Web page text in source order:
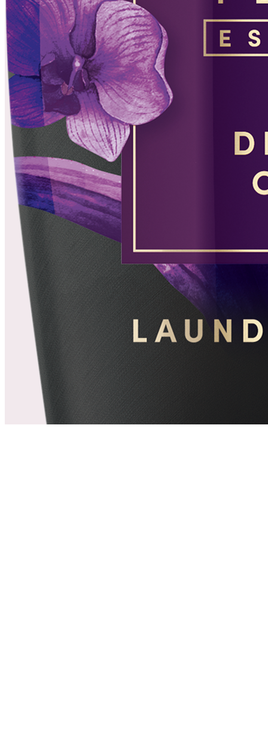
Silan Sensitive öblítő 2860ml 130 mosás